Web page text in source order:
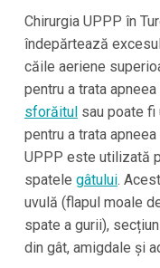
Chirurgia UPPP în
îndepărtează
căile aeriene
pentru a trata
sforăitulsau poate fi
pentru a trata
UPPP este utilizată
spatele gâtului.
uvulă (flapul moale
spate a gurii),
din gât, amigdale și